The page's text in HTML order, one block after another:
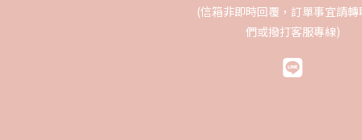
(信箱非即時回覆，訂單事宜請
們或撥打客服專線)